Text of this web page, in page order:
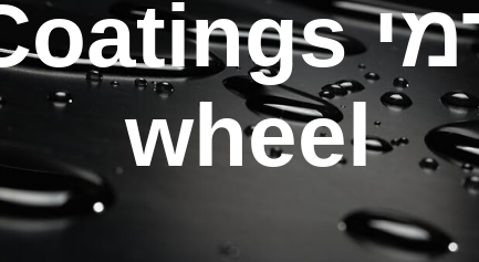
wheel